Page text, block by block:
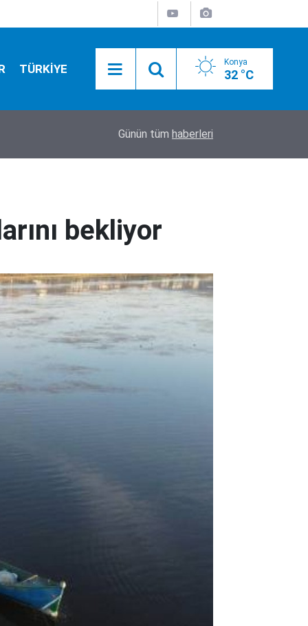
TÜRKİYE Konya
32 °C
Gazze’den yürek yakan haber! Can kaybı 73
Günün tüm haberleri
bekliyor